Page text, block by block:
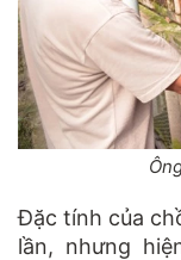
Ðặc tính của
lần, nhưng